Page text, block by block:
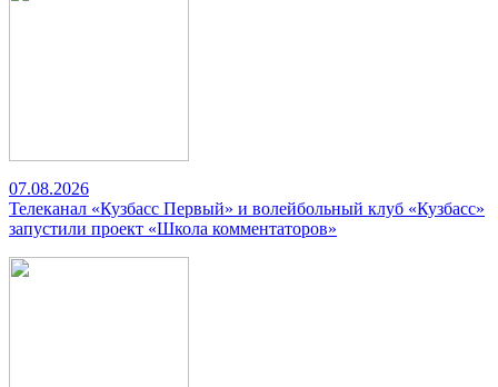
07.08.2026
Телеканал «Кузбасс Первый» и волейбольный клуб «Кузбасс»
запустили проект «Школа комментаторов»